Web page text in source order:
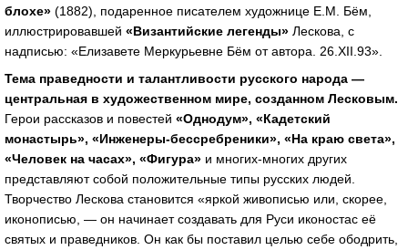
блохе» (1882), подаренное писателем художнице Е.М. Бём,
иллюстрировавшей «Византийские легенды» Лескова, с
надписью: «Елизавете Меркурьевне Бём от автора. 26.XII.93».
Тема праведности и талантливости русского народа —
центральная в художественном мире, созданном Лесковым.
Герои рассказов и повестей «Однодум», «Кадетский
монастырь», «Инженеры-бессребреники», «На краю света»,
«Человек на часах», «Фигура» и многих-многих других
представляют собой положительные типы русских людей.
Творчество Лескова становится «яркой живописью или, скорее,
иконописью, — он начинает создавать для Руси иконостас её
святых и праведников. Он как бы поставил целью себе ободрить,